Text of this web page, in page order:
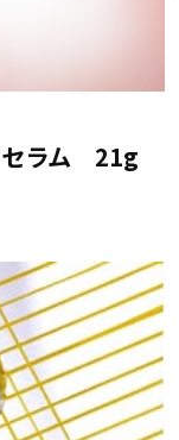
セラム 21g